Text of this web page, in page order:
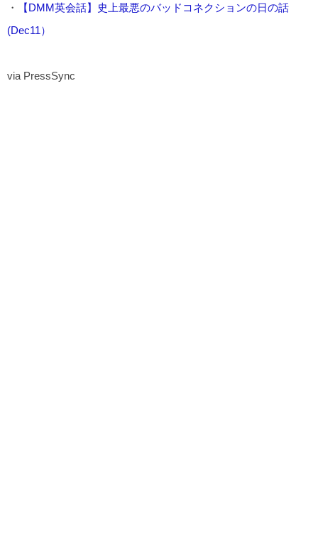
・
【DMM英会話】史上最悪のバッドコネクションの日の話
(Dec11）
via PressSync